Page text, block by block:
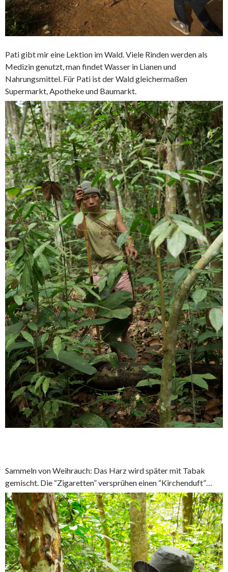
Pati gibt mir eine Lektion im Wald. Viele Rinden werden als
Medizin genutzt, man findet Wasser in Lianen und
Nahrungsmittel. Für Pati ist der Wald gleichermaßen
Supermarkt, Apotheke und Baumarkt.
Sammeln von Weihrauch: Das Harz wird später mit Tabak
gemischt. Die “Zigaretten” versprühen einen “Kirchenduft”…